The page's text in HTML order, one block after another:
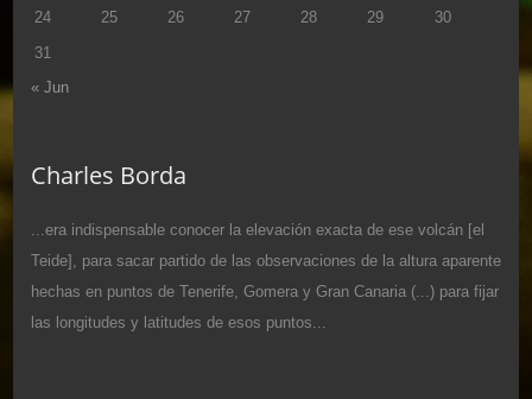
24
25 26 27 28 29
30
31
« Jun
Charles Borda
...era indispensable conocer la elevación exacta de ese volcán [el
Teide], para sacar partido de las observaciones de la altura aparente
hechas en puntos de Tenerife, Gomera y Gran Canaria (...) para fijar
las longitudes y latitudes de esos puntos...